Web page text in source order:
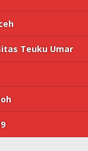
Teuku Umar